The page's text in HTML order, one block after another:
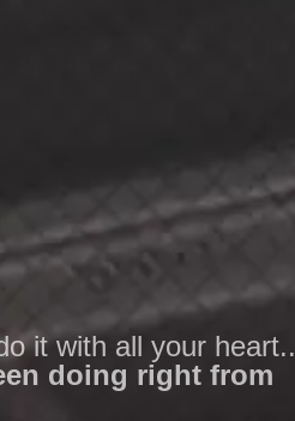
it with all your heart..
doing right from